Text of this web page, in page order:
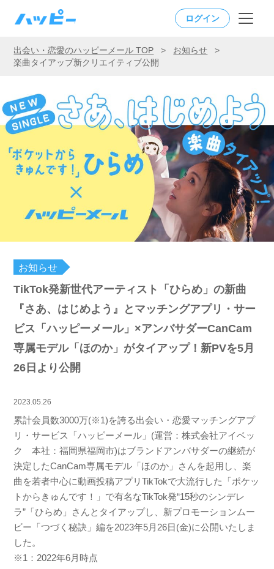
ログイン
出会い・恋愛のハッピーメール TOP > お知らせ
>
楽曲タイアップ新クリエイティブ公開
お知らせ
TikTok発新世代アーティスト「ひらめ」の新曲
『さあ、はじめよう』とマッチングアプリ・サー
ビス「ハッピーメール」×アンバサダーCanCam
専属モデル「ほのか」がタイアップ！新PVを5月
26日より公開
2023.05.26
累計会員数3000万(※1)を誇る出会い・恋愛マッチングアプ
リ・サービス「ハッピーメール」(運営：株式会社アイベッ
ク 本社：福岡県福岡市)はブランドアンバサダーの継続が
決定したCanCam専属モデル「ほのか」さんを起用し、楽
曲を若者中心に動画投稿アプリTikTokで大流行した「ポケッ
トからきゅんです！」で有名なTikTok発“15秒のシンデレ
ラ”「ひらめ」さんとタイアップし、新プロモーションムー
ビー「つづく秘訣」編を2023年5月26日(金)に公開いたしま
した。
※1：2022年6月時点